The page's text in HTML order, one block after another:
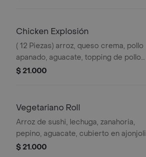
Chicken Explosión
( 12 Piezas) arroz, queso crema, pollo
apanado, aguacate, topping de pollo
crocante, cebollin, y salsa fuji y
$ 21.000
Vegetariano Roll
Arroz de sushi, lechuga, zanahoria,
pepino, aguacate, cubierto en ajonjoli
$ 21.000